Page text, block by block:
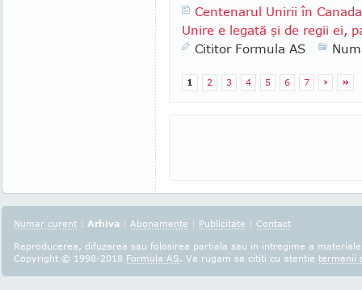
Centenarul Unirii în
Unire e legată şi de regii ei,
Cititor Formula AS
1 2 3 4 5 6 7 › »
Numar curent | Arhiva | Abonamente | Publicitate | Contact
Reproducerea, difuzarea sau folosirea partiala sau in intregime a
Copyright © 1998-2018 Formula AS. Va rugam sa cititi cu atentie termenii